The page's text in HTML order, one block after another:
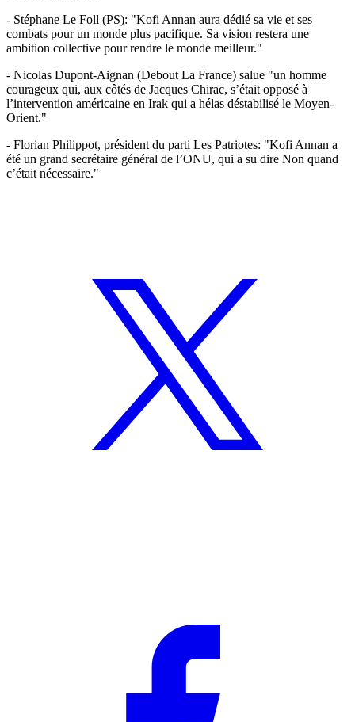
- Stéphane Le Foll (PS): "Kofi Annan aura dédié sa vie et ses
combats pour un monde plus pacifique. Sa vision restera une
ambition collective pour rendre le monde meilleur."
- Nicolas Dupont-Aignan (Debout La France) salue "un homme
courageux qui, aux côtés de Jacques Chirac, s’était opposé à
l’intervention américaine en Irak qui a hélas déstabilisé le Moyen-
Orient."
- Florian Philippot, président du parti Les Patriotes: "Kofi Annan a
été un grand secrétaire général de l’ONU, qui a su dire Non quand
c’était nécessaire."